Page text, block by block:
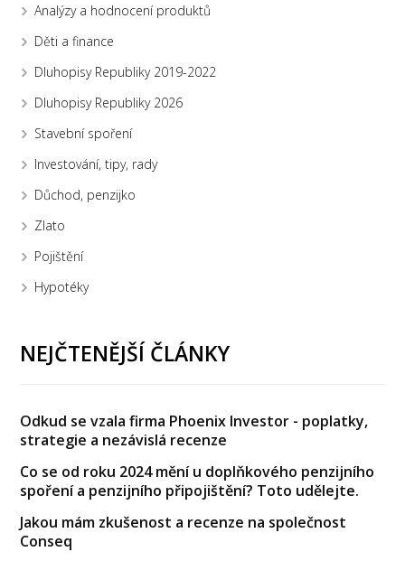
Analýzy a hodnocení produktů
Děti a finance
Dluhopisy Republiky 2019-2022
Dluhopisy Republiky 2026
Stavební spoření
Investování, tipy, rady
Důchod, penzijko
Zlato
Pojištění
Hypotéky
NEJČTENĚJŠÍ ČLÁNKY
Odkud se vzala firma Phoenix Investor - poplatky,
strategie a nezávislá recenze
Co se od roku 2024 mění u doplňkového penzijního
spoření a penzijního připojištění? Toto udělejte.
Jakou mám zkušenost a recenze na společnost
Conseq